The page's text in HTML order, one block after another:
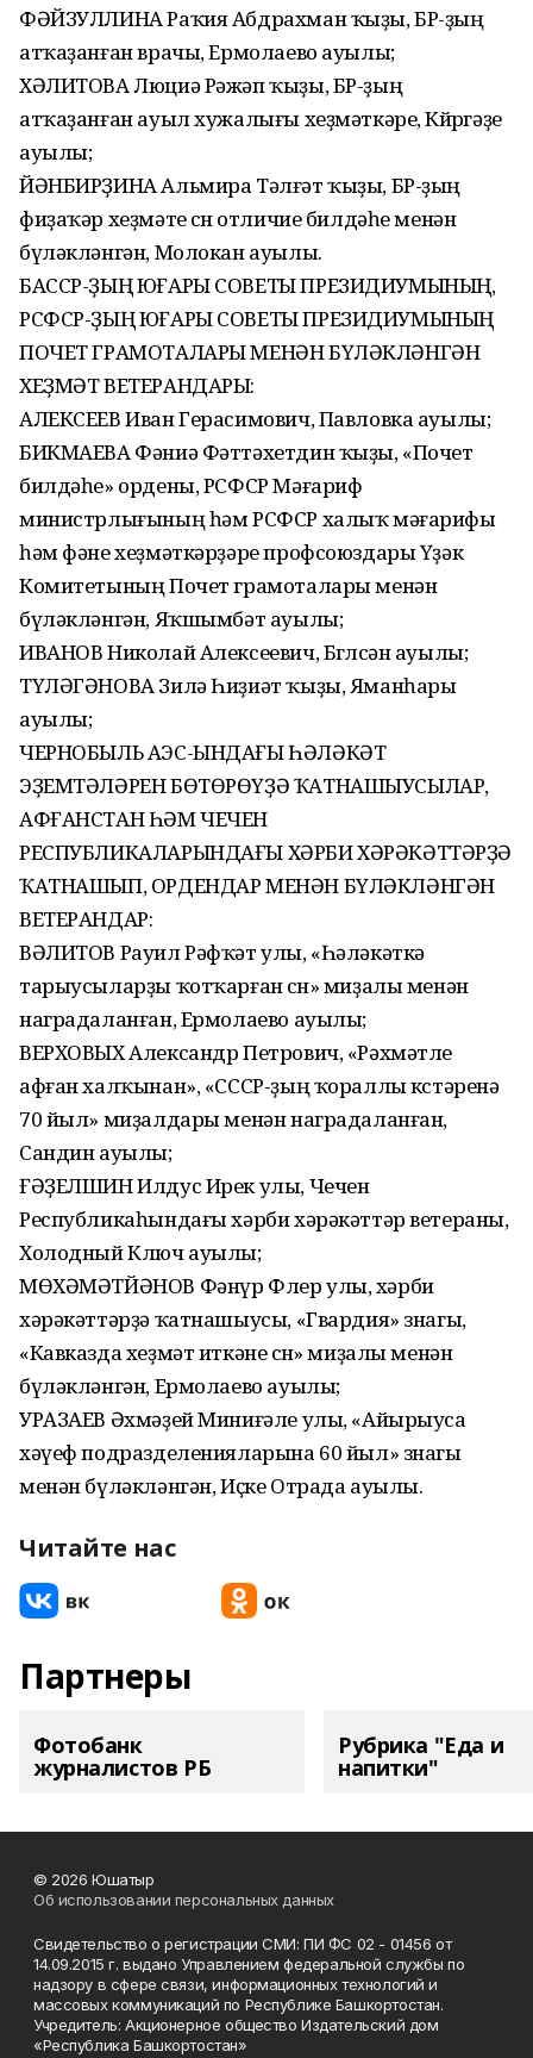
ФӘЙЗУЛЛИНА Раҡия Абдрахман ҡыҙы, БР-ҙың
атҡаҙанған врачы, Ермолаево ауылы;
ХӘЛИТОВА Люциә Рәжәп ҡыҙы, БР-ҙың
атҡаҙанған ауыл хужалығы хеҙмәткәре, Көйөргәҙе
ауылы;
ЙӘНБИРҘИНА Альмира Тәлғәт ҡыҙы, БР-ҙың
фиҙаҡәр хеҙмәте өсөн отличие билдәһе менән
бүләкләнгән, Молокан ауылы.
БАССР-ҘЫҢ ЮҒАРЫ СОВЕТЫ ПРЕЗИДИУМЫНЫҢ,
РСФСР-ҘЫҢ ЮҒАРЫ СОВЕТЫ ПРЕЗИДИУМЫНЫҢ
ПОЧЕТ ГРАМОТАЛАРЫ МЕНӘН БҮЛӘКЛӘНГӘН
ХЕҘМӘТ ВЕТЕРАНДАРЫ:
АЛЕКСЕЕВ Иван Герасимович, Павловка ауылы;
БИКМАЕВА Фәниә Фәттәхетдин ҡыҙы, «Почет
билдәһе» ордены, РСФСР Мәғариф
министрлығының һәм РСФСР халыҡ мәғарифы
һәм фәне хеҙмәткәрҙәре профсоюздары Үҙәк
Комитетының Почет грамоталары менән
бүләкләнгән, Яҡшымбәт ауылы;
ИВАНОВ Николай Алексеевич, Бөгөлсән ауылы;
ТҮЛӘГӘНОВА Зилә Һиҙиәт ҡыҙы, Яманһары
ауылы;
ЧЕРНОБЫЛЬ АЭС-ЫНДАҒЫ ҺӘЛӘКӘТ
ЭҘЕМТӘЛӘРЕН БӨТӨРӨҮҘӘ ҠАТНАШЫУСЫЛАР,
АФҒАНСТАН ҺӘМ ЧЕЧЕН
РЕСПУБЛИКАЛАРЫНДАҒЫ ХӘРБИ ХӘРӘКӘТТӘРҘӘ
ҠАТНАШЫП, ОРДЕНДАР МЕНӘН БҮЛӘКЛӘНГӘН
ВЕТЕРАНДАР:
ВӘЛИТОВ Рауил Рәфҡәт улы, «Һәләкәткә
тарыусыларҙы ҡотҡарған өсөн» миҙалы менән
наградаланған, Ермолаево ауылы;
ВЕРХОВЫХ Александр Петрович, «Рәхмәтле
афған халҡынан», «СССР-ҙың ҡораллы көстәренә
70 йыл» миҙалдары менән наградаланған,
Сандин ауылы;
ҒӘҘЕЛШИН Илдус Ирек улы, Чечен
Республикаһындағы хәрби хәрәкәттәр ветераны,
Холодный Ключ ауылы;
МӨХӘМӘТЙӘНОВ Фәнүр Флер улы, хәрби
хәрәкәттәрҙә ҡатнашыусы, «Гвардия» знагы,
«Кавказда хеҙмәт иткәне өсөн» миҙалы менән
бүләкләнгән, Ермолаево ауылы;
УРАЗАЕВ Әхмәҙей Миниғәле улы, «Айырыуса
хәүеф подразделенияларына 60 йыл» знагы
менән бүләкләнгән, Иҫке Отрада ауылы.
Читайте нас
Партнеры
Фотобанк
журналистов РБ
Рубрика "Еда и
напитки"
© 2026 Юшатыр
Об использовании персональных данных
Свидетельство о регистрации СМИ: ПИ ФС 02 - 01456 от
14.09.2015 г. выдано Управлением федеральной службы по
надзору в сфере связи, информационных технологий и
массовых коммуникаций по Республике Башкортостан.
Учредитель: Акционерное общество Издательский дом
«Республика Башкортостан»